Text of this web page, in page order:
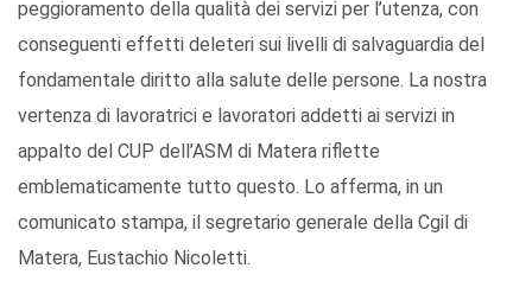
peggioramento della qualità dei servizi per l’utenza, con
conseguenti effetti deleteri sui livelli di salvaguardia del
fondamentale diritto alla salute delle persone. La nostra
vertenza di lavoratrici e lavoratori addetti ai servizi in
appalto del CUP dell’ASM di Matera riflette
emblematicamente tutto questo. Lo afferma, in un
comunicato stampa, il segretario generale della Cgil di
Matera, Eustachio Nicoletti.